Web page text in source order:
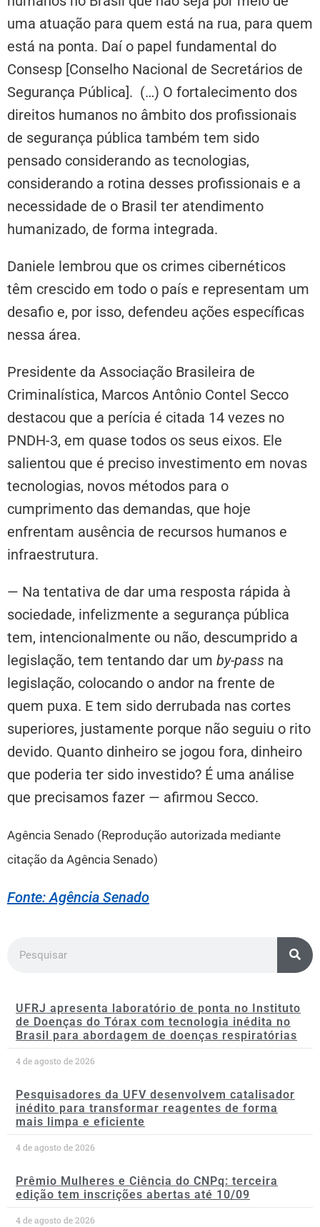
uma atuação para quem está na rua, para quem
está na ponta. Daí o papel fundamental do
Consesp [Conselho Nacional de Secretários de
Segurança Pública]. (…) O fortalecimento dos
direitos humanos no âmbito dos profissionais
de segurança pública também tem sido
pensado considerando as tecnologias,
considerando a rotina desses profissionais e a
necessidade de o Brasil ter atendimento
humanizado, de forma integrada.
Daniele lembrou que os crimes cibernéticos
têm crescido em todo o país e representam um
desafio e, por isso, defendeu ações específicas
nessa área.
Presidente da Associação Brasileira de
Criminalística, Marcos Antônio Contel Secco
destacou que a perícia é citada 14 vezes no
PNDH-3, em quase todos os seus eixos. Ele
salientou que é preciso investimento em novas
tecnologias, novos métodos para o
cumprimento das demandas, que hoje
enfrentam ausência de recursos humanos e
infraestrutura.
— Na tentativa de dar uma resposta rápida à
sociedade, infelizmente a segurança pública
tem, intencionalmente ou não, descumprido a
legislação, tem tentando dar um by-pass na
legislação, colocando o andor na frente de
quem puxa. E tem sido derrubada nas cortes
superiores, justamente porque não seguiu o rito
devido. Quanto dinheiro se jogou fora, dinheiro
que poderia ter sido investido? É uma análise
que precisamos fazer — afirmou Secco.
Agência Senado (Reprodução autorizada mediante
citação da Agência Senado)
Fonte: Agência Senado
UFRJ apresenta laboratório de ponta no Instituto
de Doenças do Tórax com tecnologia inédita no
Brasil para abordagem de doenças respiratórias
4 de agosto de 2026
Pesquisadores da UFV desenvolvem catalisador
inédito para transformar reagentes de forma
mais limpa e eficiente
4 de agosto de 2026
Prêmio Mulheres e Ciência do CNPq: terceira
edição tem inscrições abertas até 10/09
4 de agosto de 2026